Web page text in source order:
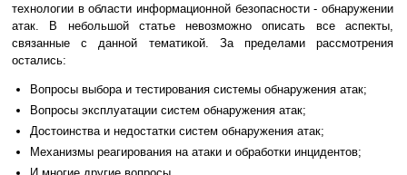
технологии в области информационной безопасности - обнаружении
атак. В небольшой статье невозможно описать все аспекты,
связанные с данной тематикой. За пределами рассмотрения
остались:
Вопросы выбора и тестирования системы обнаружения атак;
Вопросы эксплуатации систем обнаружения атак;
Достоинства и недостатки систем обнаружения атак;
Механизмы реагирования на атаки и обработки инцидентов;